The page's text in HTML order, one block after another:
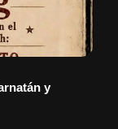
y